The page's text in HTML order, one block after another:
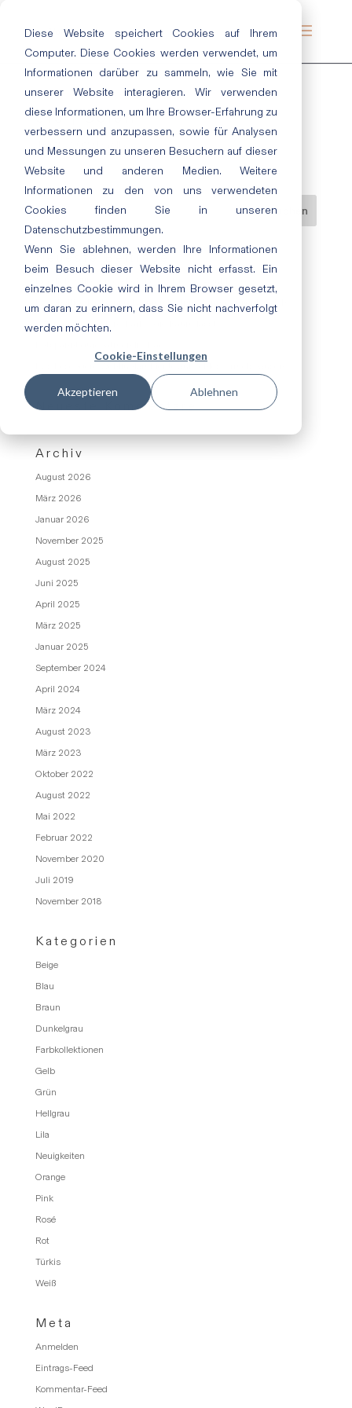
Diese Website speichert Cookies auf Ihrem
Computer. Diese Cookies werden verwendet, um
Informationen darüber zu sammeln, wie Sie mit
unserer Website interagieren. Wir verwenden
diese Informationen, um Ihre Browser-Erfahrung zu
verbessern und anzupassen, sowie für Analysen
und Messungen zu unseren Besuchern auf dieser
Website und anderen Medien. Weitere
Informationen zu den von uns verwendeten
Cookies finden Sie in unseren
Datenschutzbestimmungen.
Wenn Sie ablehnen, werden Ihre Informationen
beim Besuch dieser Website nicht erfasst. Ein
einzelnes Cookie wird in Ihrem Browser gesetzt,
um daran zu erinnern, dass Sie nicht nachverfolgt
werden möchten.
Cookie-Einstellungen
Akzeptieren Ablehnen
015 | Soleil
Juli 19, 2019
Neueste Beiträge
Nachhaltige Lacke und Lasuren im Innen- und Außenbereich
„Cloud Dancer“: Eine Farbe, die Raum lässt
Neueste Kommentare
Archiv
August 2026
März 2026
Januar 2026
November 2025
August 2025
Juni 2025
April 2025
März 2025
Januar 2025
September 2024
April 2024
März 2024
August 2023
März 2023
Oktober 2022
August 2022
Mai 2022
Februar 2022
November 2020
Juli 2019
November 2018
Kategorien
Beige
Blau
Braun
Dunkelgrau
Farbkollektionen
Gelb
Grün
Hellgrau
Lila
Neuigkeiten
Orange
Pink
Rosé
Rot
Türkis
Weiß
Meta
Anmelden
Eintrags-Feed
Kommentar-Feed